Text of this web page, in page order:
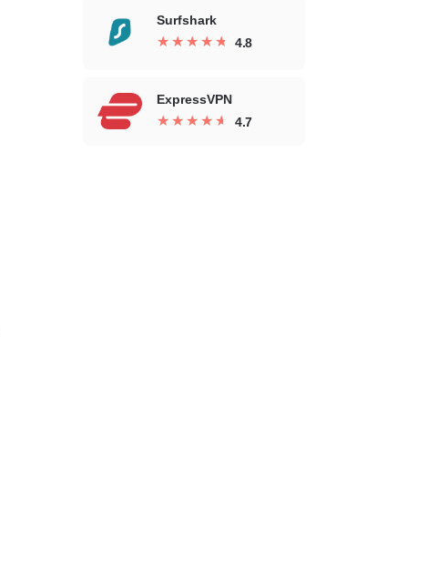
Surfshark
★ ★ ★ ★ ★
★ ★ ★ ★ ★ 4.8
ExpressVPN
★ ★ ★ ★ ★
★ ★ ★ ★ ★ 4.7